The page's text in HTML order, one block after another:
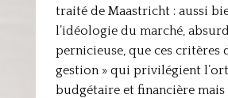
traité de Maastricht : aussi
l’idéologie du marché,
pernicieuse, que ces critères
gestion » qui privilégient
budgétaire et financière